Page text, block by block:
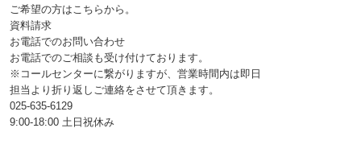
ご希望の方はこちらから。
資料請求
お電話でのお問い合わせ
お電話でのご相談も受け付けております。
※コールセンターに繋がりますが、営業時間内は即日
担当より折り返しご連絡をさせて頂きます。
025-635-6129
9:00-18:00 土日祝休み